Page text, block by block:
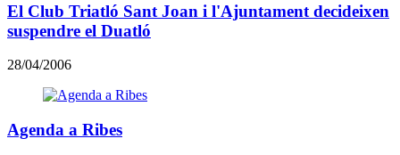
El Club Triatló Sant Joan i l'Ajuntament decideixen
suspendre el Duatló
28/04/2006
Agenda a Ribes